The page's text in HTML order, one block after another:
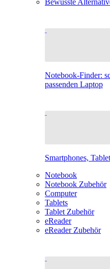
Bewusste
Notebook-Finder:
passenden Laptop
Smartphones,
Notebook
Notebook Zubehör
Computer
Tablets
Tablet Zubehör
eReader
eReader Zubehör